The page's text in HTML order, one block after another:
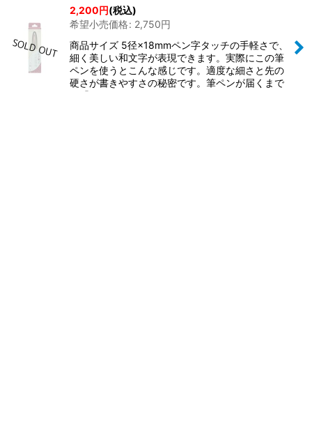
2,200円(税込)
希望小売価格: 2,750円
商品サイズ 5径×18mmペン字タッチの手軽さで、
細く美しい和文字が表現できます。実際にこの筆
ペンを使うとこんな感じです。適度な細さと先の
硬さが書きやすさの秘密です。筆ペンが届くまで
の「ワ…